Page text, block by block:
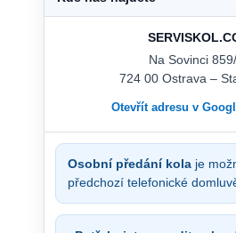
Na Sovinci
724 00 Ostrava –
Otevřít adresu v
Osobní předání kola je
předchozí telefonické